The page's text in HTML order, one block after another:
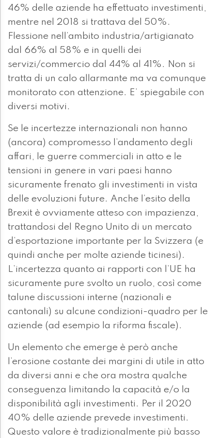
46% delle aziende ha effettuato investimenti,
mentre nel 2018 si trattava del 50%.
Flessione nell’ambito industria/artigianato
dal 66% al 58% e in quelli dei
servizi/commercio dal 44% al 41%. Non si
tratta di un calo allarmante ma va comunque
monitorato con attenzione. E’ spiegabile con
diversi motivi.
Se le incertezze internazionali non hanno
(ancora) compromesso l’andamento degli
affari, le guerre commerciali in atto e le
tensioni in genere in vari paesi hanno
sicuramente frenato gli investimenti in vista
delle evoluzioni future. Anche l’esito della
Brexit è ovviamente atteso con impazienza,
trattandosi del Regno Unito di un mercato
d’esportazione importante per la Svizzera (e
quindi anche per molte aziende ticinesi).
L’incertezza quanto ai rapporti con l’UE ha
sicuramente pure svolto un ruolo, così come
talune discussioni interne (nazionali e
cantonali) su alcune condizioni-quadro per le
aziende (ad esempio la riforma fiscale).
Un elemento che emerge è però anche
l’erosione costante dei margini di utile in atto
da diversi anni e che ora mostra qualche
conseguenza limitando la capacità e/o la
disponibilità agli investimenti. Per il 2020
40% delle aziende prevede investimenti.
Questo valore è tradizionalmente più basso